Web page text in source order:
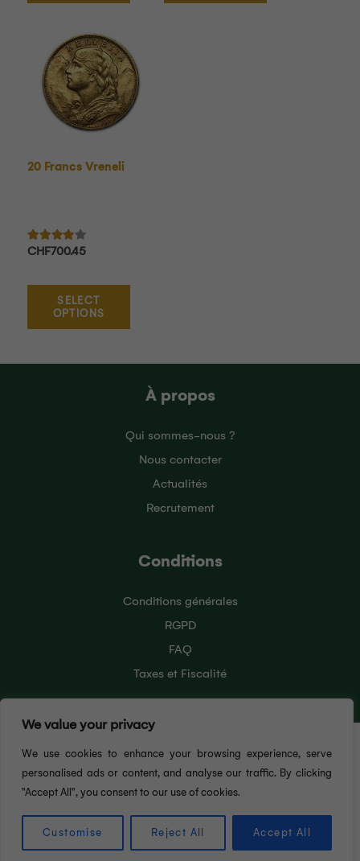
We value your privacy
We use cookies to enhance your browsing experience, serve
personalised ads or content, and analyse our traffic. By clicking
"Accept All", you consent to our use of cookies.
Customise Reject All Accept All
20 Francs Vreneli
Note3.71sur 5
CHF700.45
SELECT
OPTIONS
À propos
Qui sommes-nous ?
Nous contacter
Actualités
Recrutement
Conditions
Conditions générales
RGPD
FAQ
Taxes et Fiscalité
French
possible, ce site Web utilise des cookies. En
continuant à naviguer sur ce site, vous acceptez
notre utilisation des cookies. Pour en savoir plus sur
politique de confidentialité. Vous pouvez désactiver
les cookies à tout moment dans les paramètres de
votre navigateur.RGPD